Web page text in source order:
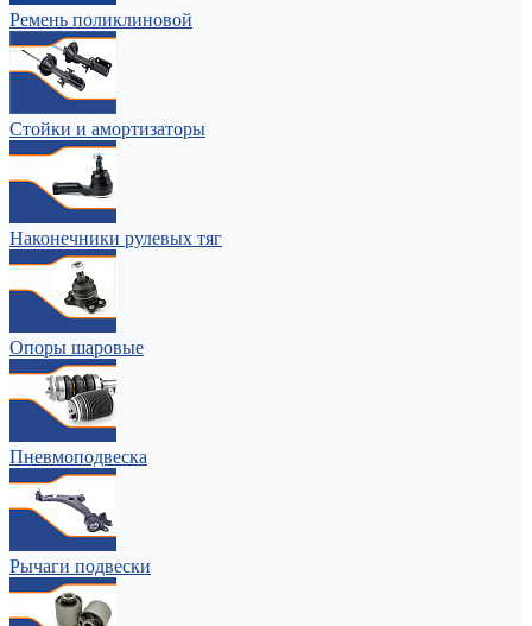
Ремень поликлиновой
Стойки и амортизаторы
Наконечники рулевых тяг
Опоры шаровые
Пневмоподвеска
Рычаги подвески